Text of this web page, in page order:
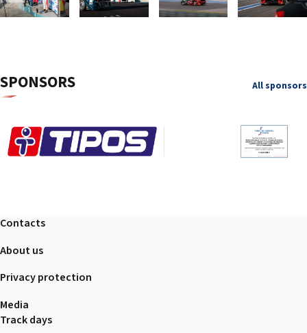
SPONSORS All sponsors
Contacts
About us
Privacy protection
Media
Track days